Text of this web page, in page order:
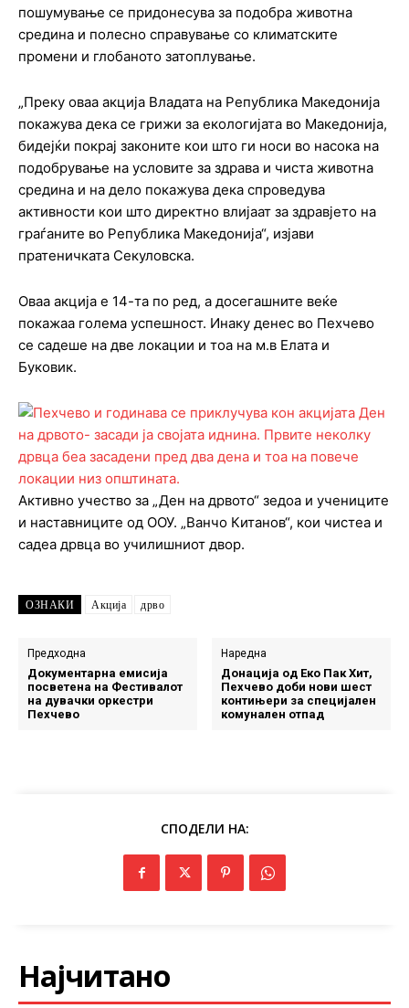
пошумување се придонесува за подобра животна
средина и полесно справување со климатските
промени и глобаното затоплување.
„Преку оваа акција Владата на Република Македонија
покажува дека се грижи за екологијата во Македонија,
бидејќи покрај законите кои што ги носи во насока на
подобрување на условите за здрава и чиста животна
средина и на дело покажува дека спроведува
активности кои што директно влијаат за здравјето на
граѓаните во Република Македонија“, изјави
пратеничката Секуловска.
Оваа акција е 14-та по ред, а досегашните веќе
покажаа голема успешност. Инаку денес во Пехчево
се садеше на две локации и тоа на м.в Елата и
Буковик.
Активно учество за „Ден на дрвото“ зедоа и учениците
и наставниците од ООУ. „Ванчо Китанов“, кои чистеа и
садеа дрвца во училишниот двор.
ОЗНАКИ Акција дрво
Предходна
Документарна емисија
посветена на Фестивалот
на дувачки оркестри
Пехчево
Наредна
Донација од Еко Пак Хит,
Пехчево доби нови шест
контињери за специјален
комунален отпад
СПОДЕЛИ НА:
Најчитано